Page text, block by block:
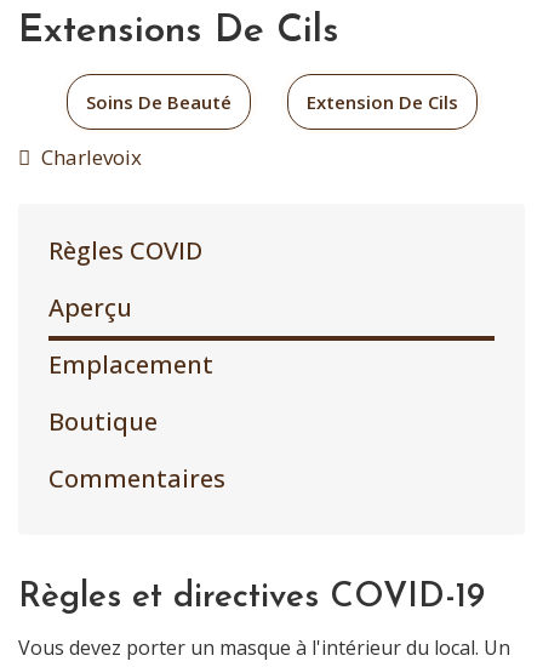
Extensions De Cils
Soins De Beauté Extension De Cils
Charlevoix
Règles COVID
Aperçu
Emplacement
Boutique
Commentaires
Règles et directives COVID-19
Vous devez porter un masque à l'intérieur du local. Un